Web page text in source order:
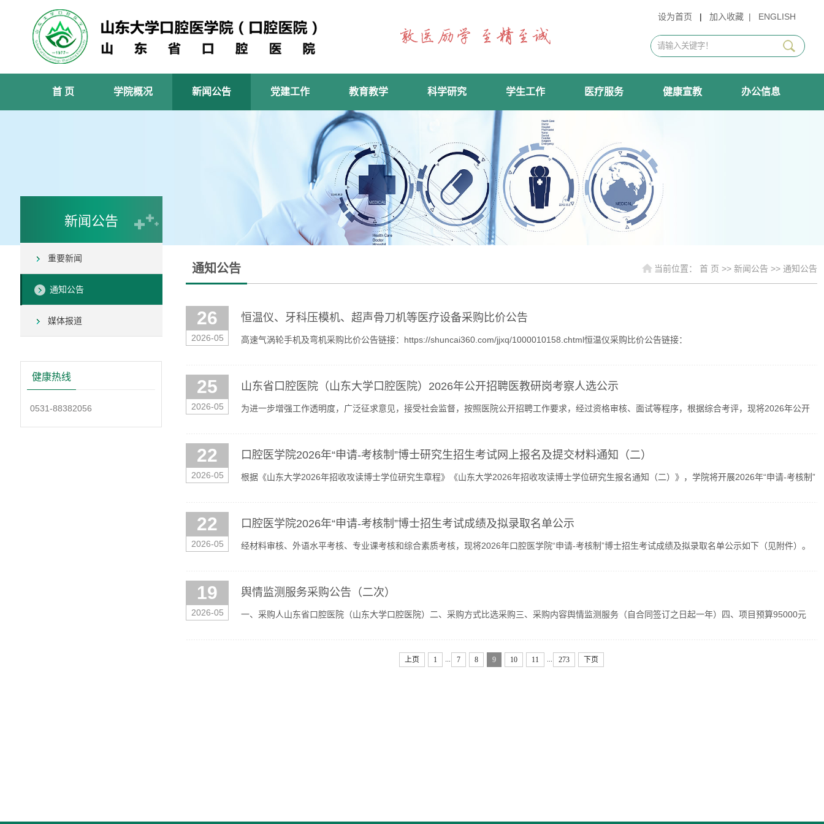
设为首页 | 加入收藏 | ENGLISH
首 页 学院概况 新闻公告 党建工作 教育教学 科学研究 学生工作 医疗服务 健康宣教 办公信息
新闻公告
重要新闻
通知公告
媒体报道
健康热线
0531-88382056
通知公告 当前位置： 首 页 >> 新闻公告 >> 通知公告
26
2026-05
恒温仪、牙科压模机、超声骨刀机等医疗设备采购比价公告
高速气涡轮手机及弯机采购比价公告链接：https://shuncai360.com/jjxq/1000010158.chtml恒温仪采购比价公告链接：
25
2026-05
山东省口腔医院（山东大学口腔医院）2026年公开招聘医教研岗考察人选公示
为进一步增强工作透明度，广泛征求意见，接受社会监督，按照医院公开招聘工作要求，经过资格审核、面试等程序，根据综合考评，现将2026年公开
22
2026-05
口腔医学院2026年“申请-考核制”博士研究生招生考试网上报名及提交材料通知（二）
根据《山东大学2026年招收攻读博士学位研究生章程》《山东大学2026年招收攻读博士学位研究生报名通知（二）》，学院将开展2026年“申请-考核制”
22
2026-05
口腔医学院2026年“申请-考核制”博士招生考试成绩及拟录取名单公示
经材料审核、外语水平考核、专业课考核和综合素质考核，现将2026年口腔医学院“申请-考核制”博士招生考试成绩及拟录取名单公示如下（见附件）。
19
2026-05
舆情监测服务采购公告（二次）
一、采购人山东省口腔医院（山东大学口腔医院）二、采购方式比选采购三、采购内容舆情监测服务（自合同签订之日起一年）四、项目预算95000元
上页 1 7 8 9 10 11 273 下页